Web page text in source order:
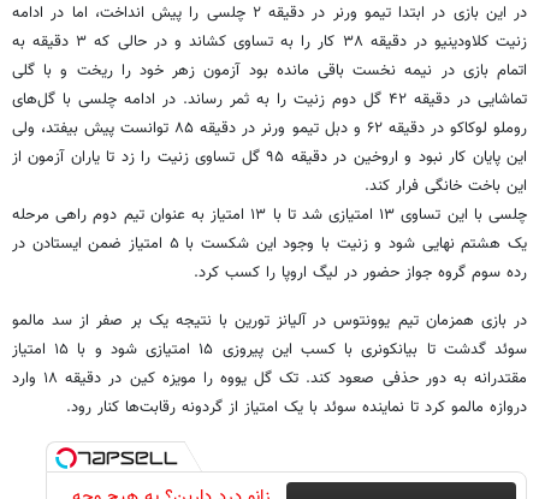
در این بازی در ابتدا تیمو ورنر در دقیقه ۲ چلسی را پیش انداخت، اما در ادامه
زنیت کلاودینیو در دقیقه ۳۸ کار را به تساوی کشاند و در حالی که ۳ دقیقه به
اتمام بازی در نیمه نخست باقی مانده بود آزمون زهر خود را ریخت و با گلی
تماشایی در دقیقه ۴۲ گل دوم زنیت را به ثمر رساند. در ادامه چلسی با گل‌های
روملو لوکاکو در دقیقه ۶۲ و دبل تیمو ورنر در دقیقه ۸۵ توانست پیش بیفتد، ولی
این پایان کار نبود و اروخین در دقیقه ۹۵ گل تساوی زنیت را زد تا یاران آزمون از
این باخت خانگی فرار کند.
چلسی با این تساوی ۱۳ امتیازی شد تا با ۱۳ امتیاز به عنوان تیم دوم راهی مرحله
یک هشتم نهایی شود و زنیت با وجود این شکست با ۵ امتیاز ضمن ایستادن در
رده سوم گروه جواز حضور در لیگ اروپا را کسب کرد.
در بازی همزمان تیم یوونتوس در آلیانز تورین با نتیجه یک بر صفر از سد مالمو
سوئد گدشت تا بیانکونری با کسب این پیروزی ۱۵ امتیازی شود و با ۱۵ امتیاز
مقتدرانه به دور حذفی صعود کند. تک گل یووه را مویزه کین در دقیقه ۱۸ وارد
دروازه مالمو کرد تا نماینده سوئد با یک امتیاز از گردونه رقابت‌ها کنار رود.